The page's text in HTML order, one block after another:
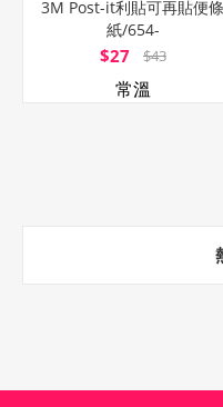
3M Post-it利貼可再貼便條
紙/654-
1/3x3"/76.2x76.2mm/
$27 $43
常溫